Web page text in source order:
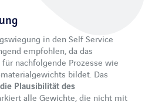
in den Self Service
empfohlen, da das
nachfolgende Prozesse wie
bildet. Das
die Plausibilität des
alle Gewichte, die nicht mit